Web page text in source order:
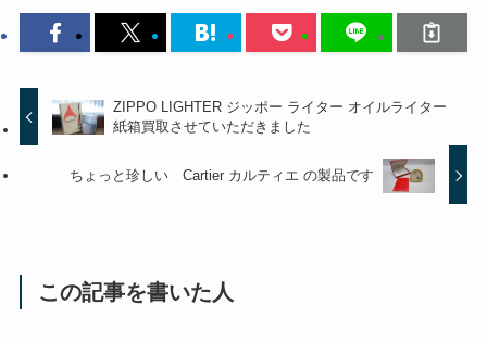
ZIPPO LIGHTER ジッポー ライター オイルライター
紙箱買取させていただきました
ちょっと珍しい Cartier カルティエ の製品です
この記事を書いた人